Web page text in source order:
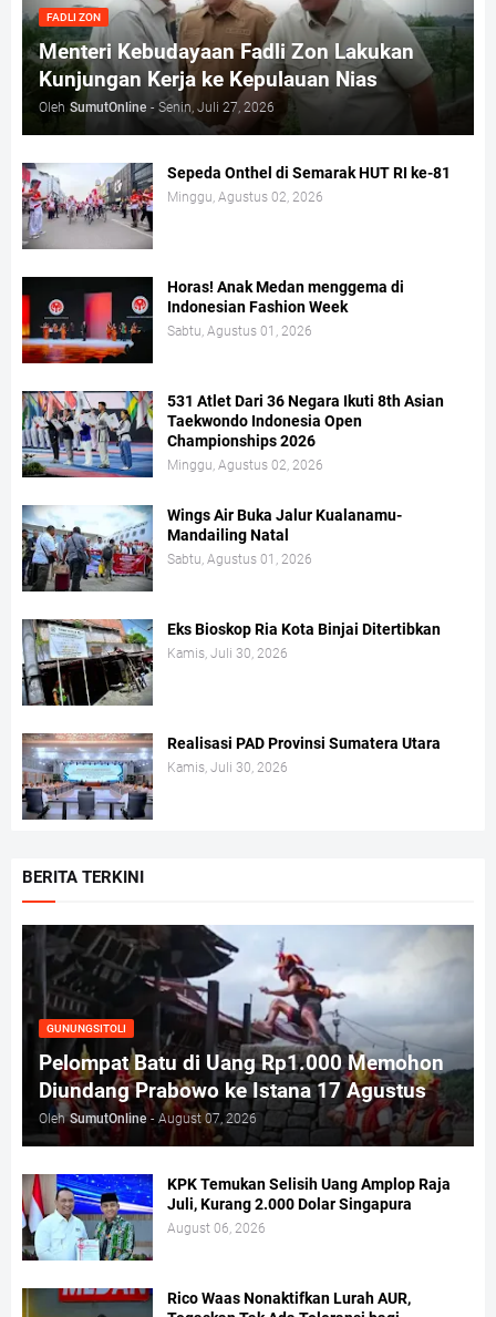
FADLI ZON
Menteri Kebudayaan Fadli Zon Lakukan
Kunjungan Kerja ke Kepulauan Nias
Oleh SumutOnline - Senin, Juli 27, 2026
Sepeda Onthel di Semarak HUT RI ke-81
Minggu, Agustus 02, 2026
Horas! Anak Medan menggema di
Indonesian Fashion Week
Sabtu, Agustus 01, 2026
531 Atlet Dari 36 Negara Ikuti 8th Asian
Taekwondo Indonesia Open
Championships 2026
Minggu, Agustus 02, 2026
Wings Air Buka Jalur Kualanamu-
Mandailing Natal
Sabtu, Agustus 01, 2026
Eks Bioskop Ria Kota Binjai Ditertibkan
Kamis, Juli 30, 2026
Realisasi PAD Provinsi Sumatera Utara
Kamis, Juli 30, 2026
BERITA TERKINI
GUNUNGSITOLI
Pelompat Batu di Uang Rp1.000 Memohon
Diundang Prabowo ke Istana 17 Agustus
Oleh SumutOnline - August 07, 2026
KPK Temukan Selisih Uang Amplop Raja
Juli, Kurang 2.000 Dolar Singapura
August 06, 2026
Rico Waas Nonaktifkan Lurah AUR,